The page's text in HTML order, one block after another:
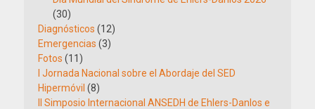
(30)
Diagnósticos (12)
Emergencias (3)
Fotos (11)
I Jornada Nacional sobre el Abordaje del SED
Hipermóvil (8)
II Simposio Internacional ANSEDH de Ehlers-Danlos e